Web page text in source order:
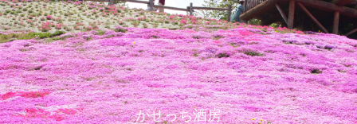
がせっち酒房